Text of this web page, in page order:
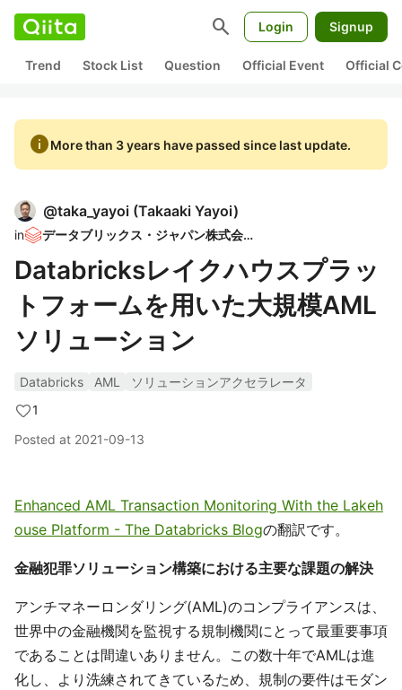
search Login Signup
Trend Stock List Question Official Event Official
infoMore than 3 years have passed since last update.
@taka_yayoi (Takaaki Yayoi)
in データブリックス・ジャパン株式会社
Databricksレイクハウスプラッ
トフォームを用いた大規模AML
ソリューション
Databricks AML
ソリューションアクセラレータ
1
Posted at 2021-09-13
Enhanced AML Transaction Monitoring With the Lakeh
ouse Platform - The Databricks Blogの翻訳です。
金融犯罪ソリューション構築における主要な課題の解決
アンチマネーロンダリング(AML)のコンプライアンスは、
世界中の金融機関を監視する規制機関にとって最重要事項
であることは間違いありません。この数十年でAMLは進
化し、より洗練されてきているため、規制の要件はモダン